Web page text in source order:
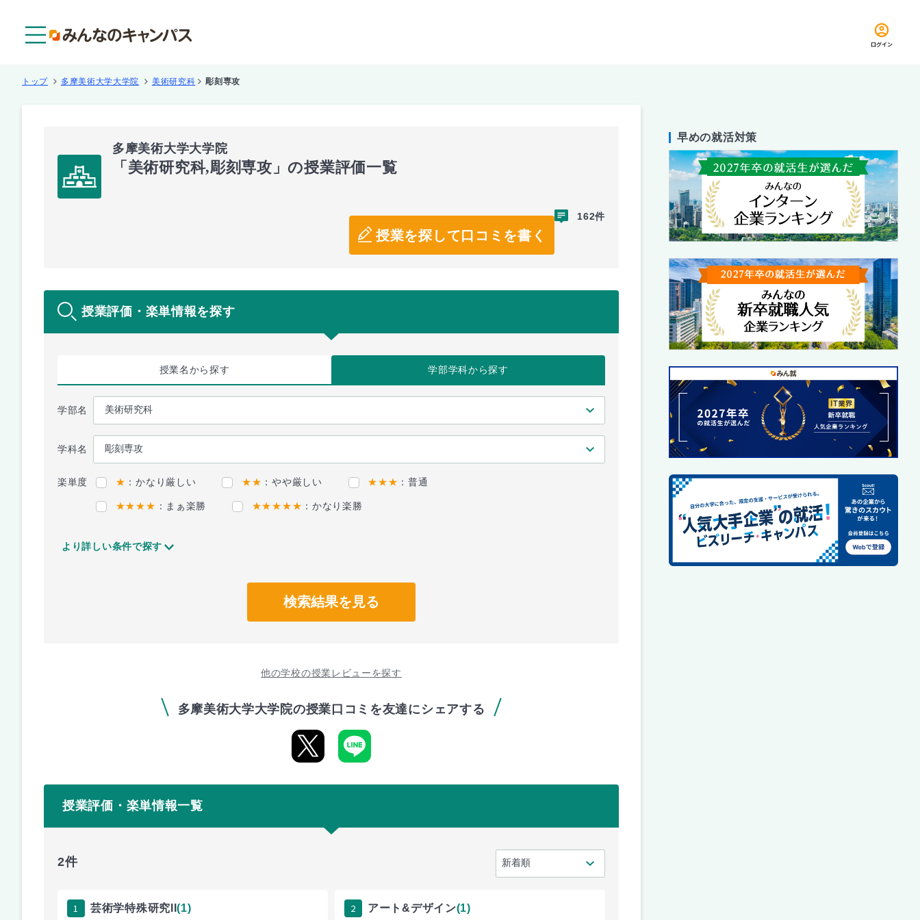
ログイン
トップ 多摩美術大学大学院 美術研究科 彫刻専攻
多摩美術大学大学院
「美術研究科,彫刻専攻」の授業評価一覧
授業を探して口コミを書く
162件
授業評価・楽単情報を探す
授業名から探す 学部学科から探す
学部名
学科名
楽単度 ★ ：かなり厳しい ★★ ：やや厳しい ★★★ ：普通
★★★★ ：まぁ楽勝 ★★★★★ ：かなり楽勝
より詳しい条件で探す
検索結果を見る
他の学校の授業レビューを探す
多摩美術大学大学院の授業口コミを友達にシェアする
授業評価・楽単情報一覧
2件
1 芸術学特殊研究II(1) 2 アート&デザイン(1)
早めの就活対策